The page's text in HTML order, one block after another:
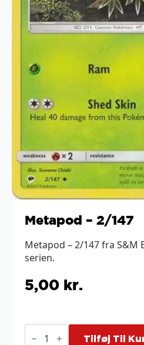
Metapod – 2/147
Metapod – 2/147 fra S&M
serien.
5,00 kr.
Metapod
Tilføj Til